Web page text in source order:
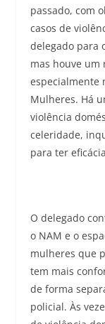
passado, com
casos de
delegado para
mas houve
especialmente
Mulheres. Há
violência
celeridade,
para ter
O delegado
o NAM e o
mulheres que
tem mais
de forma
policial. Às